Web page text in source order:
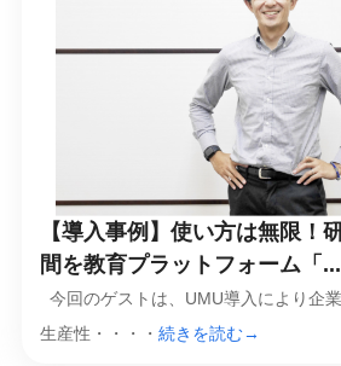
【導入事例】使い方は無限！
間を教育プラットフォーム「...
今回のゲストは、UMU導入により企
生産性・・・・ 続きを読む→